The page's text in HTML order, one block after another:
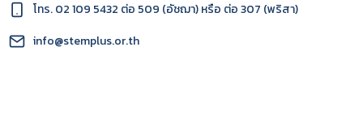
โทร. 02 109 5432 ต่อ 509 (อัชฌา) หรือ ต่อ 307 (พริสา)
info@stemplus.or.th